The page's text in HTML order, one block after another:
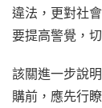
違法，更對社
要提高警覺，
該關進一步說
購前，應先行